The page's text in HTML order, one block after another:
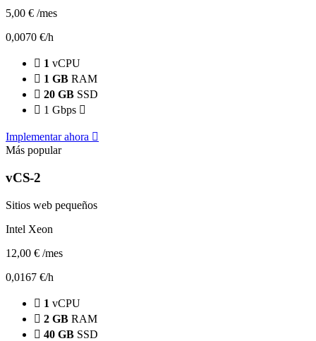
5,00 € /mes
0,0070 €/h
1 vCPU
1 GB RAM
20 GB SSD
1 Gbps
Implementar ahora
Más popular
vCS-2
Sitios web pequeños
Intel Xeon
12,00 € /mes
0,0167 €/h
1 vCPU
2 GB RAM
40 GB SSD